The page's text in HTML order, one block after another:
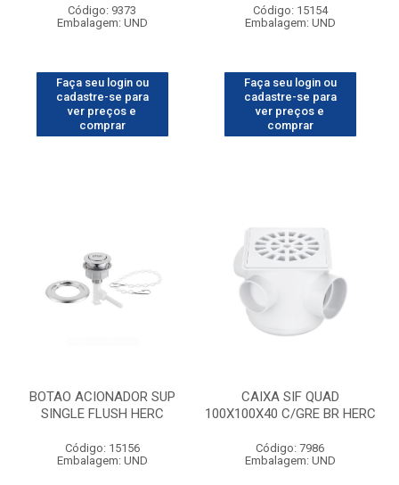
Código: 9373
Embalagem: UND
Faça seu login ou
cadastre-se para
ver preços e
comprar
Código: 15154
Embalagem: UND
Faça seu login ou
cadastre-se para
ver preços e
comprar
BOTAO ACIONADOR SUP
SINGLE FLUSH HERC
Código: 15156
Embalagem: UND
CAIXA SIF QUAD
100X100X40 C/GRE BR HERC
Código: 7986
Embalagem: UND